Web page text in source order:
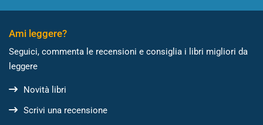
Ami leggere?
Seguici, commenta le recensioni e consiglia i libri migliori da
leggere
Novità libri
Scrivi una recensione